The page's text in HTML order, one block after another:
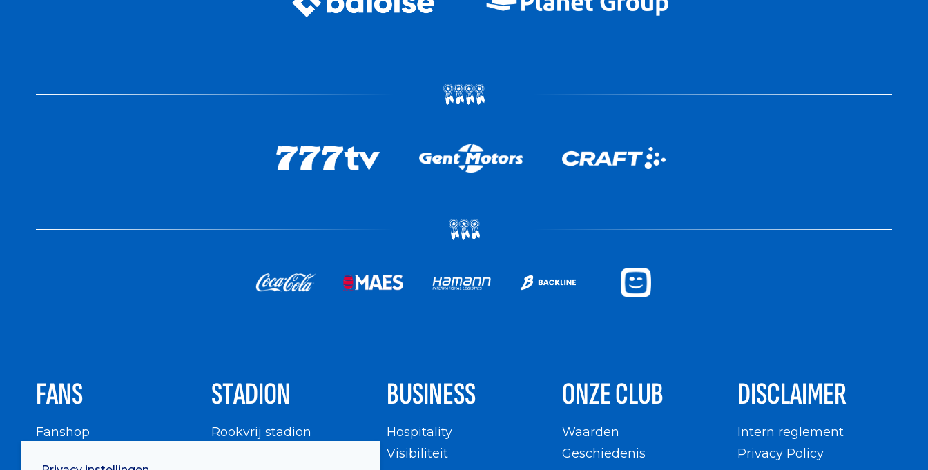
FANS
Fanshop
STADION
Rookvrij stadion
BUSINESS
Hospitality
Visibiliteit
ONZE CLUB
Waarden
Geschiedenis
DISCLAIMER
Intern reglement
Privacy Policy